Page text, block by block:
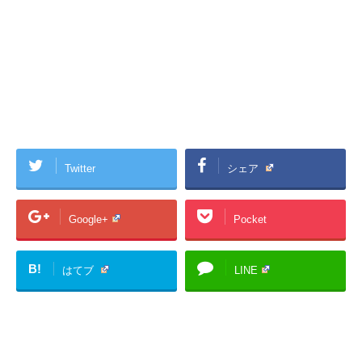
Twitter シェア
Google+ Pocket
B! はてブ LINE